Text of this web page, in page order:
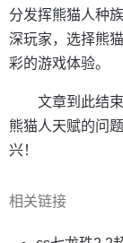
分发挥熊猫人种
深玩家，选择熊
彩的游戏体验。
文章到此结
熊猫人天赋的问
兴！
相关链接